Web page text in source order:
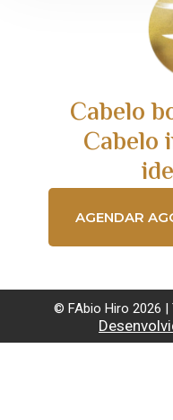
Cabelo
Cabelo
AGENDAR
© FAbio Hiro 2026 |